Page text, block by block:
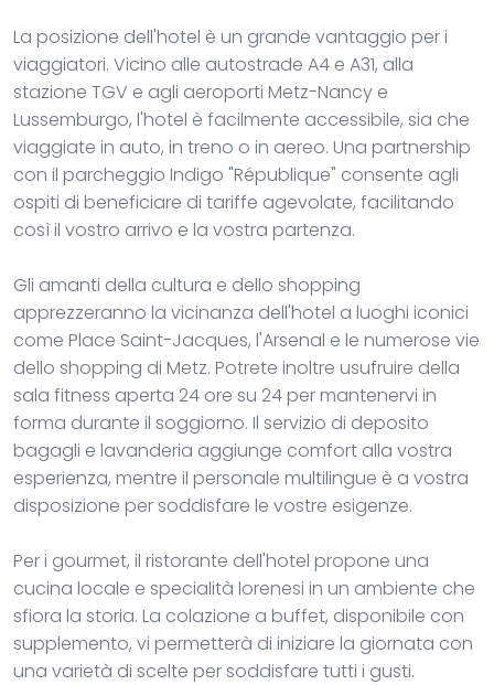
La posizione dell'hotel è un grande vantaggio per i
viaggiatori. Vicino alle autostrade A4 e A31, alla
stazione TGV e agli aeroporti Metz-Nancy e
Lussemburgo, l'hotel è facilmente accessibile, sia che
viaggiate in auto, in treno o in aereo. Una partnership
con il parcheggio Indigo "République" consente agli
ospiti di beneficiare di tariffe agevolate, facilitando
così il vostro arrivo e la vostra partenza.
Gli amanti della cultura e dello shopping
apprezzeranno la vicinanza dell'hotel a luoghi iconici
come Place Saint-Jacques, l'Arsenal e le numerose vie
dello shopping di Metz. Potrete inoltre usufruire della
sala fitness aperta 24 ore su 24 per mantenervi in
forma durante il soggiorno. Il servizio di deposito
bagagli e lavanderia aggiunge comfort alla vostra
esperienza, mentre il personale multilingue è a vostra
disposizione per soddisfare le vostre esigenze.
Per i gourmet, il ristorante dell'hotel propone una
cucina locale e specialità lorenesi in un ambiente che
sfiora la storia. La colazione a buffet, disponibile con
supplemento, vi permetterà di iniziare la giornata con
una varietà di scelte per soddisfare tutti i gusti.